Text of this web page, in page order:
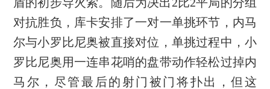
对抗胜负，库卡安排了一对一单挑环节，内马
尔与小罗比尼奥被直接对位，单挑过程中，小
罗比尼奥用一连串花哨的盘带动作轻松过掉内
马尔，尽管最后的射门被门将扑出，但这